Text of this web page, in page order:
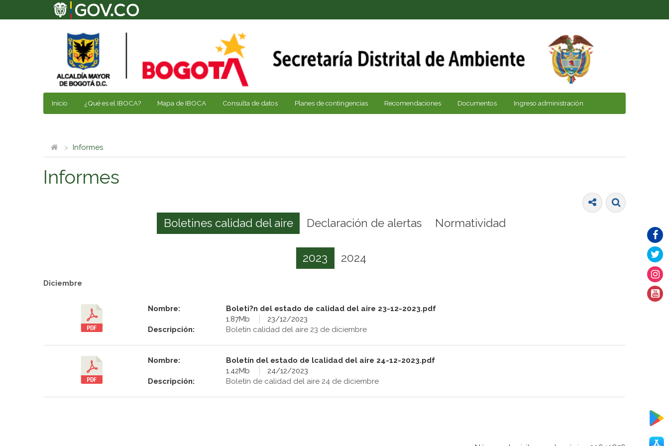
Inicio ¿Qué es el IBOCA? Mapa de IBOCA Consulta de datos Planes de contingencias Recomendaciones Documentos Ingreso administración
Informes
Informes
Boletines calidad del aire Declaración de alertas Normatividad
2023 2024
Diciembre
Nombre:
Boleti?n del estado de calidad del aire 23-12-2023.pdf
1.87Mb
23/12/2023
Descripción:
Boletín calidad del aire 23 de diciembre
Nombre:
Boletín del estado de lcalidad del aire 24-12-2023.pdf
1.42Mb
24/12/2023
Descripción:
Boletín de calidad del aire 24 de diciembre